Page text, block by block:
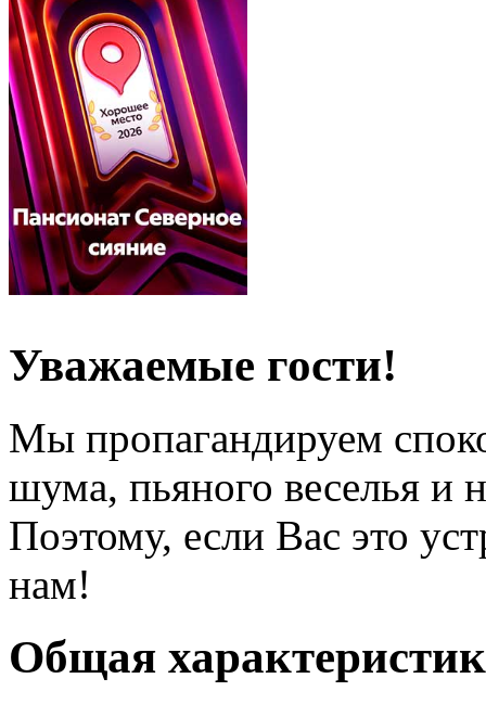
Уважаемые гости!
Мы пропагандируем
шума, пьяного веселья и
Поэтому, если Вас это
нам!
Общая